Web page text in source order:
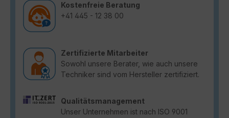
Kostenfreie Beratung
+41 445 - 12 38 00
Zertifizierte Mitarbeiter
Sowohl unsere Berater, wie auch unsere
Techniker sind vom Hersteller zertifiziert.
Qualitätsmanagement
Unser Unternehmen ist nach ISO 9001